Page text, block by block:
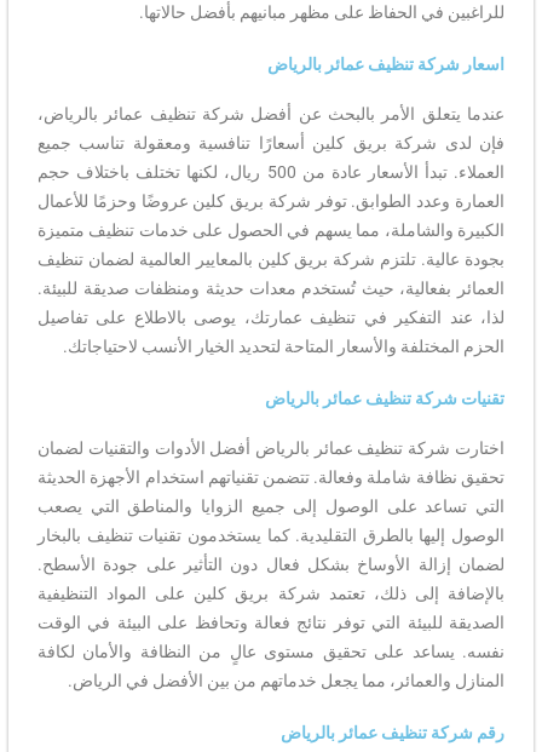
للراغبين في الحفاظ على مظهر مبانيهم بأفضل حالاتها.
اسعار شركة تنظيف عمائر بالرياض
عندما يتعلق الأمر بالبحث عن أفضل شركة تنظيف عمائر بالرياض،
فإن لدى شركة بريق كلين أسعارًا تنافسية ومعقولة تناسب جميع
العملاء. تبدأ الأسعار عادة من 500 ريال، لكنها تختلف باختلاف حجم
العمارة وعدد الطوابق. توفر شركة بريق كلين عروضًا وحزمًا للأعمال
الكبيرة والشاملة، مما يسهم في الحصول على خدمات تنظيف متميزة
بجودة عالية. تلتزم شركة بريق كلين بالمعايير العالمية لضمان تنظيف
العمائر بفعالية، حيث تُستخدم معدات حديثة ومنظفات صديقة للبيئة.
لذا، عند التفكير في تنظيف عمارتك، يوصى بالاطلاع على تفاصيل
الحزم المختلفة والأسعار المتاحة لتحديد الخيار الأنسب لاحتياجاتك.
تقنيات شركة تنظيف عمائر بالرياض
اختارت شركة تنظيف عمائر بالرياض أفضل الأدوات والتقنيات لضمان
تحقيق نظافة شاملة وفعالة. تتضمن تقنياتهم استخدام الأجهزة الحديثة
التي تساعد على الوصول إلى جميع الزوايا والمناطق التي يصعب
الوصول إليها بالطرق التقليدية. كما يستخدمون تقنيات تنظيف بالبخار
لضمان إزالة الأوساخ بشكل فعال دون التأثير على جودة الأسطح.
بالإضافة إلى ذلك، تعتمد شركة بريق كلين على المواد التنظيفية
الصديقة للبيئة التي توفر نتائج فعالة وتحافظ على البيئة في الوقت
نفسه. يساعد على تحقيق مستوى عالٍ من النظافة والأمان لكافة
المنازل والعمائر، مما يجعل خدماتهم من بين الأفضل في الرياض.
رقم شركة تنظيف عمائر بالرياض